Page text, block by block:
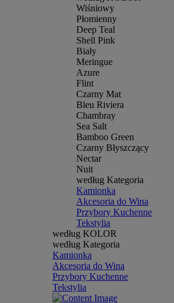
Wiśniowy
Płomienny
Deep Teal
Shell Pink
Biały
Meringue
Azure
Flint
Czarny Mat
Bleu Riviera
Chambray
Sea Salt
Bamboo Green
Czarny Błyszczący
Nectar
Nuit
według Kategoria
Kamionka
Akcesoria do Wina
Przybory Kuchenne
Tekstylia
według KOLOR
według Kategoria
Kamionka
Akcesoria do Wina
Przybory Kuchenne
Tekstylia